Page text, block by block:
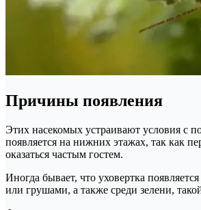
Причины появления
Этих насекомых устраивают условия с
появляется на нижних этажах, так как
оказаться частым гостем.
Иногда бывает, что уховертка
или грушами, а также среди зелени,